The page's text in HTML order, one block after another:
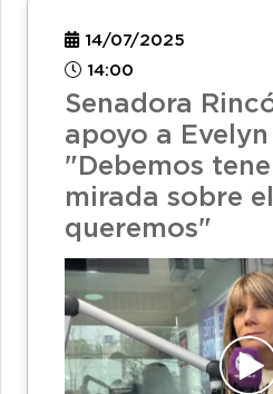
14/07/2025
14:00
Senadora
apoyo a
"Debemos
mirada sobre
queremos"